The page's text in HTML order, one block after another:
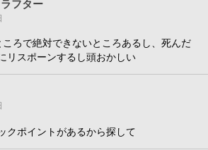
フター
ろで絶対できないところあるし、死んだ
リスポーンするし頭おかしい
クポイントがあるから探して